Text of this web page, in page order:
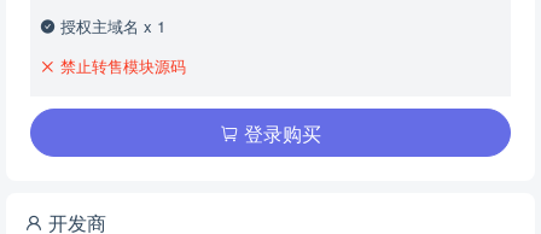
授权主域名 x 1
禁止转售模块源码
登录购买
开发商